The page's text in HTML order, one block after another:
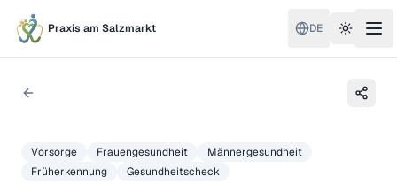
Praxis am Salzmarkt DE Toggle
Vorsorge Frauengesundheit
Männergesundheit
Früherkennung
Gesundheitscheck